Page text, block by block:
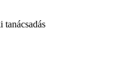
tanácsadás